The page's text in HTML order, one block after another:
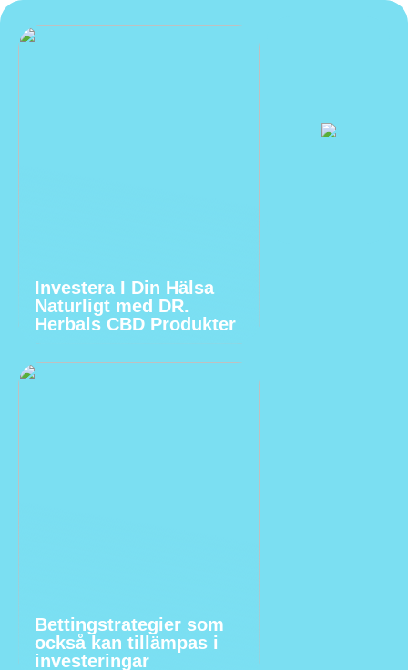
Investera I Din Hälsa
Naturligt med DR.
Herbals CBD Produkter
Bettingstrategier som
också kan tillämpas i
investeringar